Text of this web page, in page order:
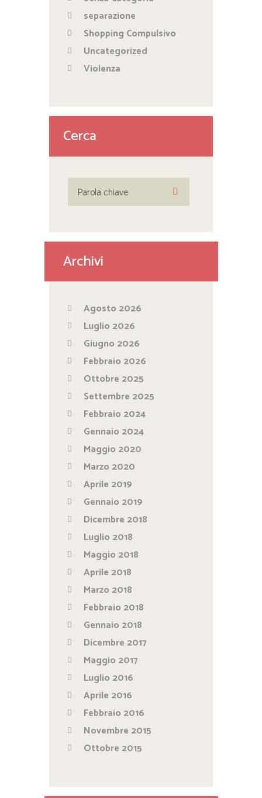
separazione
Shopping Compulsivo
Uncategorized
Violenza
Cerca
Archivi
Agosto 2026
Luglio 2026
Giugno 2026
Febbraio 2026
Ottobre 2025
Settembre 2025
Febbraio 2024
Gennaio 2024
Maggio 2020
Marzo 2020
Aprile 2019
Gennaio 2019
Dicembre 2018
Luglio 2018
Maggio 2018
Aprile 2018
Marzo 2018
Febbraio 2018
Gennaio 2018
Dicembre 2017
Maggio 2017
Luglio 2016
Aprile 2016
Febbraio 2016
Novembre 2015
Ottobre 2015